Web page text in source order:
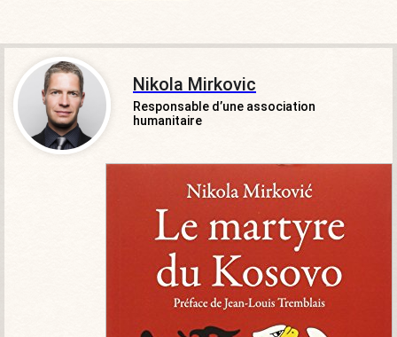
Nikola Mirkovic
Responsable d’une association
humanitaire